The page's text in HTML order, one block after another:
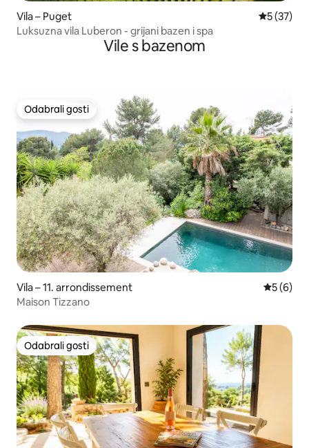
Vila – Puget Prosječna
5 (37)
Luksuzna vila Luberon - grijani bazen i spa
Vile s bazenom
Odabrali gosti
Odabrali gosti
Vila – 11. arrondissement
5 (6)
Maison Tizzano
Odabrali gosti
Odabrali gosti